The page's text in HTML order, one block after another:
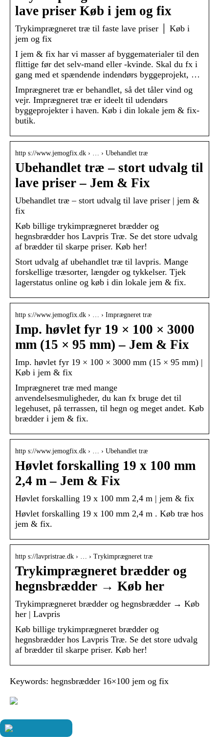
lave priser Køb i jem og fix
Trykimprægneret træ til faste lave priser │ Køb i
jem og fix
I jem & fix har vi masser af byggematerialer til den
flittige før det selv-mand eller -kvinde. Skal du fx i
gang med et spændende indendørs byggeprojekt, …
Imprægneret træ er behandlet, så det tåler vind og
vejr. Imprægneret træ er ideelt til udendørs
byggeprojekter i haven. Køb i din lokale jem & fix-
butik.
http s://www.jemogfix.dk › … › Ubehandlet træ
Ubehandlet træ – stort udvalg til
lave priser – Jem & Fix
Ubehandlet træ – stort udvalg til lave priser | jem &
fix
Køb billige trykimprægneret brædder og
hegnsbrædder hos Lavpris Træ. Se det store udvalg
af brædder til skarpe priser. Køb her!
Stort udvalg af ubehandlet træ til lavpris. Mange
forskellige træsorter, længder og tykkelser. Tjek
lagerstatus online og køb i din lokale jem & fix.
http s://www.jemogfix.dk › … › Imprægneret træ
Imp. høvlet fyr 19 × 100 × 3000
mm (15 × 95 mm) – Jem & Fix
Imp. høvlet fyr 19 × 100 × 3000 mm (15 × 95 mm) |
Køb i jem & fix
Imprægneret træ med mange
anvendelsesmuligheder, du kan fx bruge det til
legehuset, på terrassen, til hegn og meget andet. Køb
brædder i jem & fix.
http s://www.jemogfix.dk › … › Ubehandlet træ
Høvlet forskalling 19 x 100 mm
2,4 m – Jem & Fix
Høvlet forskalling 19 x 100 mm 2,4 m | jem & fix
Høvlet forskalling 19 x 100 mm 2,4 m . Køb træ hos
jem & fix.
http s://lavpristrae.dk › … › Trykimprægneret træ
Trykimprægneret brædder og
hegnsbrædder → Køb her
Trykimprægneret brædder og hegnsbrædder → Køb
her | Lavpris
Køb billige trykimprægneret brædder og
hegnsbrædder hos Lavpris Træ. Se det store udvalg
af brædder til skarpe priser. Køb her!
Keywords: hegnsbrædder 16×100 jem og fix